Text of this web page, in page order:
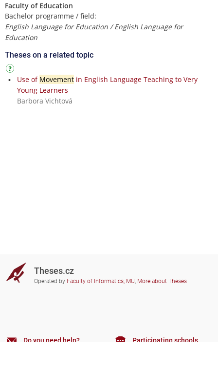
Faculty of Education
Bachelor programme / field:
English Language for Education / English Language for
Education
Theses on a related topic
Use of Movementin English Language Teaching to Very
Young Learners
Barbora Vichtová
Theses.cz
Operated by Faculty of Informatics, MU, More about Theses
Do you need help? Participating schools